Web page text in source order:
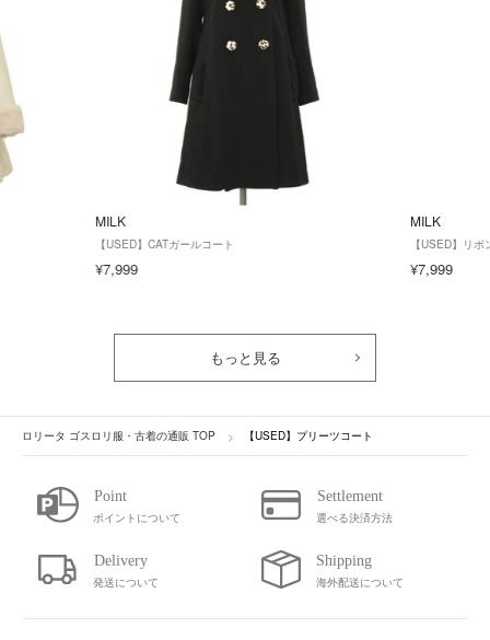
MILK
【USED】CATガールコート
¥7,999
MILK
【USED】リ
¥7,999
もっと見る
ロリータ ゴスロリ服・古着の通販 TOP 【USED】プリーツコート
ポイントについて 選べる決済方法
発送について 海外配送について